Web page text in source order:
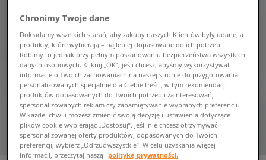
Chronimy Twoje dane
Dokładamy wszelkich starań, aby zakupy naszych Klientów były udane, a
produkty, które wybierają – najlepiej dopasowane do ich potrzeb.
Robimy to jednak przy pełnym poszanowaniu bezpieczeństwa wszystkich
danych osobowych. Kliknij „OK”, jeśli chcesz, abyśmy wykorzystywali
informacje o Twoich zachowaniach na naszej stronie do przygotowania
personalizowanych specjalnie dla Ciebie treści, w tym rekomendacji
produktów dopasowanych do Twoich potrzeb i zainteresowań,
spersonalizowanych reklam czy zapamiętywanie wybranych preferencji.
W każdej chwili możesz zmienić swoją decyzję i ustawienia dotyczące
plików cookie wybierając „Dostosuj”. Jeśli nie chcesz otrzymywać
spersonalizowanej oferty produktów, dopasowanych do Twoich
preferencji, wybierz „Odrzuć wszystkie”. W celu uzyskania więcej
informacji, przeczytaj naszą politykę prywatności.